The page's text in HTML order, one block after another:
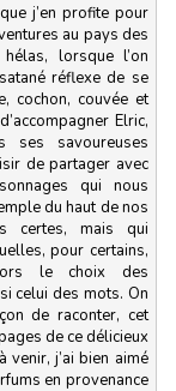
j’en profite pour
au pays des
lorsque l’on
réflexe de se
cochon, couvée et
Elric,
ses savoureuses
de partager avec
qui nous
du haut de nos
certes, mais qui
pour certains,
le choix des
celui des mots. On
de raconter, cet
de ce délicieux
venir, j’ai bien aimé
en provenance